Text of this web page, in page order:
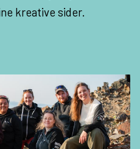
kreative sider.